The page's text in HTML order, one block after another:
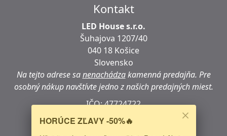
Kontakt
LED House s.r.o.
Šuhajova 1207/40
040 18 Košice
Slovensko
Na tejto adrese sanenachádzakamenná predajňa. Pre
osobný nákup navštívte jedno z našich predajných miest.
IČO: 47724722
DIČ:2024068376
HORÚCE ZĽAVY -50%🔥